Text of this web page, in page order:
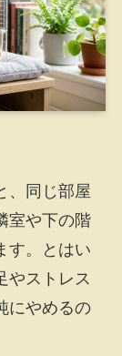
、同じ部屋
室や下の階
す。とはい
やストレス
にやめるの